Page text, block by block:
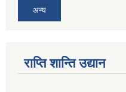
अन्य
राप्ति शान्ति उद्यान